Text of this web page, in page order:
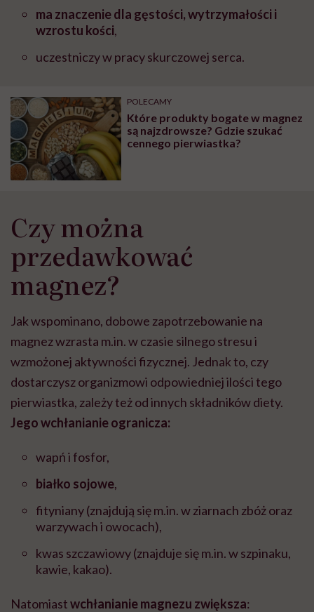
ma znaczenie dla gęstości, wytrzymałości i
wzrostu kości,
uczestniczy w pracy skurczowej serca.
POLECAMY
Które produkty bogate w magnez
są najzdrowsze? Gdzie szukać
cennego pierwiastka?
Czy można
przedawkować
magnez?
Jak wspominano, dobowe zapotrzebowanie na
magnez wzrasta m.in. w czasie silnego stresu i
wzmożonej aktywności fizycznej. Jednak to, czy
dostarczysz organizmowi odpowiedniej ilości tego
pierwiastka, zależy też od innych składników diety.
Jego wchłanianie ogranicza:
wapń i fosfor,
białko sojowe,
fityniany (znajdują się m.in. w ziarnach zbóż oraz
warzywach i owocach),
kwas szczawiowy (znajduje się m.in. w szpinaku,
kawie, kakao).
Natomiastwchłanianie magnezu zwiększa: